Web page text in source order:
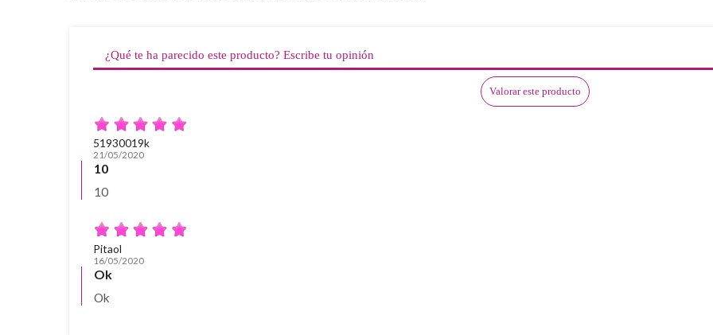
¿Qué te ha parecido este producto? Escribe tu opinión
Valorar este producto
51930019k
21/05/2020
10
10
Pitaol
16/05/2020
Ok
Ok